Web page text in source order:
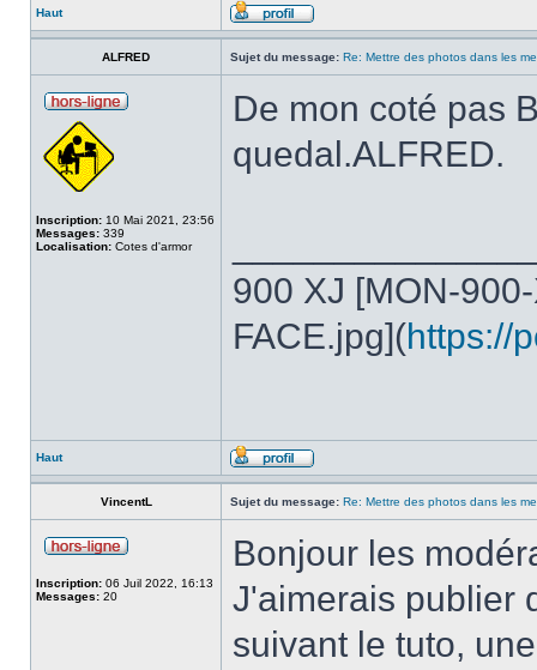
Haut
ALFRED Sujet du message: Re: Mettre des photos dans les
Inscription: 10 Mai 2021, 23:56
Messages: 339
Localisation: Cotes d'armor
De mon coté pas
quedal.ALFRED.
900 XJ [MON-
FACE.jpg](https://
Haut
VincentL Sujet du message: Re: Mettre des photos dans les
Inscription: 06 Juil 2022, 16:13
Messages: 20
Bonjour les
J'aimerais publier
suivant le tuto,